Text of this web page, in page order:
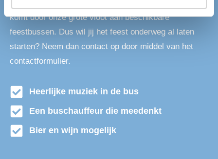
komt door onze grote vloot aan beschikbare
feestbussen. Dus wil jij het feest onderweg al laten
starten? Neem dan contact op door middel van het
contactformulier.
Heerlijke muziek in de bus
Een buschauffeur die meedenkt
Bier en wijn mogelijk